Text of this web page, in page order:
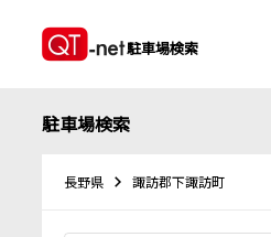
駐車場検索
駐車場検索
長野県 諏訪郡下諏訪町